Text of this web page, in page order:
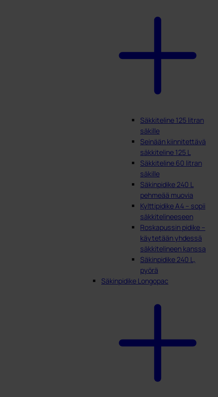
Säkkiteline 125 litran
säkille
Seinään kiinnitettävä
säkkiteline 125 L
Säkkiteline 60 litran
säkille
Säkinpidike 240 L
pehmeää muovia
Kylttipidike A4 – sopii
säkkitelineeseen
Roskapussin pidike –
käytetään yhdessä
säkkitelineen kanssa
Säkinpidike 240 L,
pyörä
Säkinpidike Longopac